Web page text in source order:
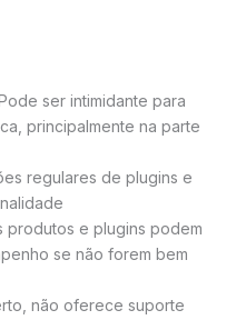
ser intimidante para
principalmente na parte
regulares de plugins e
produtos e plugins podem
se não forem bem
não oferece suporte